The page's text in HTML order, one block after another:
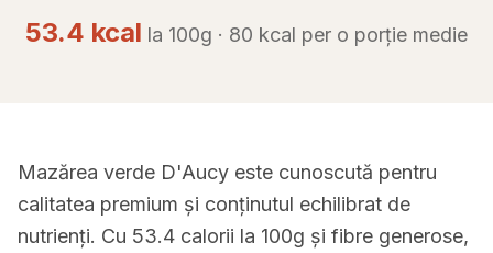
53.4 kcal la 100g · 80 kcal per o porție medie
Mazărea verde D'Aucy este cunoscută pentru
calitatea premium și conținutul echilibrat de
nutrienți. Cu 53.4 calorii la 100g și fibre generose,